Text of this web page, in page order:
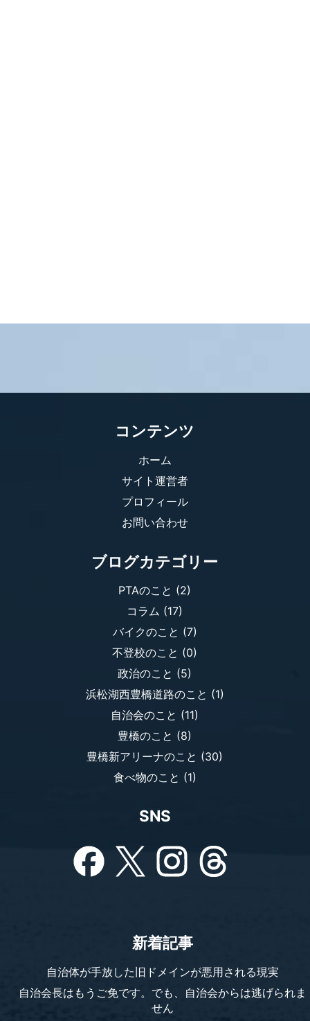
コンテンツ
ホーム
サイト運営者
プロフィール
お問い合わせ
ブログカテゴリー
PTAのこと (2)
コラム (17)
バイクのこと (7)
不登校のこと (0)
政治のこと (5)
浜松湖西豊橋道路のこと (1)
自治会のこと (11)
豊橋のこと (8)
豊橋新アリーナのこと (30)
食べ物のこと (1)
SNS
新着記事
自治体が手放した旧ドメインが悪用される現実
自治会長はもうご免です。でも、自治会からは逃げられま
せん